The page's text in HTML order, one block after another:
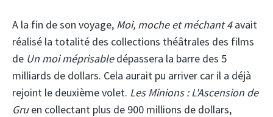
A la fin de son voyage, Moi, moche et méchant 4avait
réalisé la totalité des collections théâtrales des films
de Un moi méprisabledépassera la barre des 5
milliards de dollars. Cela aurait pu arriver car il a déjà
rejoint le deuxième volet. Les Minions : L'Ascension de
Gru en collectant plus de 900 millions de dollars,